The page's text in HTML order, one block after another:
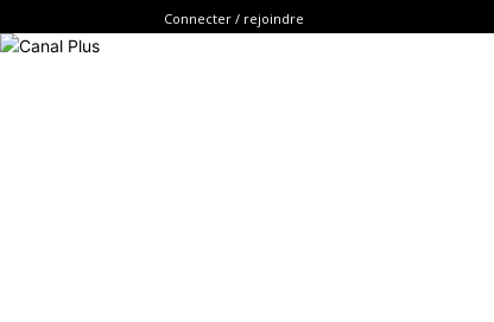
Connecter / rejoindre